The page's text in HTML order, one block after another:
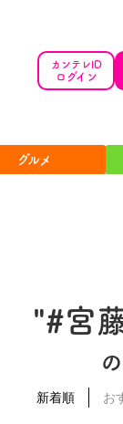
カンテレID
ログイン
グルメ
"#宮
新着順 お